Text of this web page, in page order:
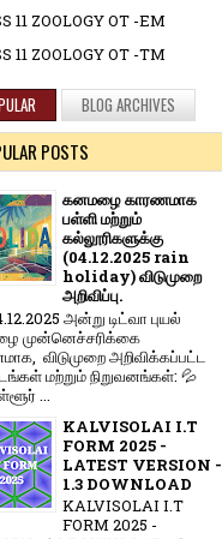
11 ZOOLOGY OT -EM
11 ZOOLOGY OT -TM
BLOG ARCHIVES
POSTS
கனமழை காரணமாக
பள்ளி மற்றும்
கல்லூரிகளுக்கு
(04.12.2025 rain
holiday) விடுமுறை
அறிவிப்பு.
அன்று டிட்வா புயல்
முன்னெச்சரிக்கை
விடுமுறை அறிவிக்கப்பட்ட
மற்றும் நிறுவனங்கள்: 💦
...
KALVISOLAI I.T
FORM 2025 -
LATEST VERSION -
1.3 DOWNLOAD
KALVISOLAI I.T
FORM 2025 -